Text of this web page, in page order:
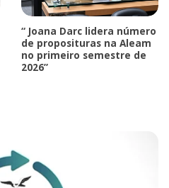
“ Joana Darc lidera número
de proposituras na Aleam
no primeiro semestre de
2026”